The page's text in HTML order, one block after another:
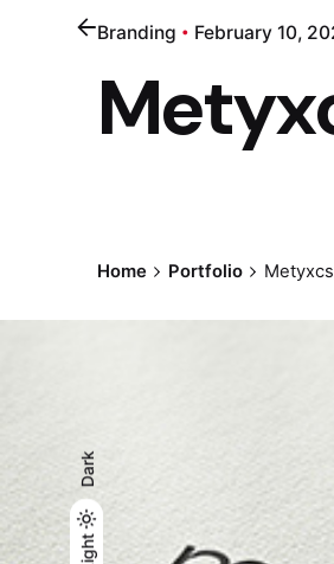
Light
Dark
Light
Dark
Branding February 10,
Home Portfolio Metyxcs